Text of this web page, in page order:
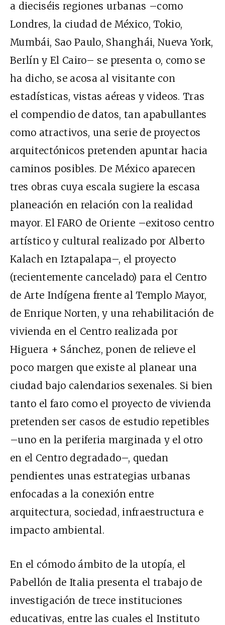
a dieciséis regiones urbanas –como
Londres, la ciudad de México, Tokio,
Mumbái, Sao Paulo, Shanghái, Nueva York,
Berlín y El Cairo– se presenta o, como se
ha dicho, se acosa al visitante con
estadísticas, vistas aéreas y videos. Tras
el compendio de datos, tan apabullantes
como atractivos, una serie de proyectos
arquitectónicos pretenden apuntar hacia
caminos posibles. De México aparecen
tres obras cuya escala sugiere la escasa
planeación en relación con la realidad
mayor. El FARO de Oriente –exitoso centro
artístico y cultural realizado por Alberto
Kalach en Iztapalapa–, el proyecto
(recientemente cancelado) para el Centro
de Arte Indígena frente al Templo Mayor,
de Enrique Norten, y una rehabilitación de
vivienda en el Centro realizada por
Higuera + Sánchez, ponen de relieve el
poco margen que existe al planear una
ciudad bajo calendarios sexenales. Si bien
tanto el faro como el proyecto de vivienda
pretenden ser casos de estudio repetibles
–uno en la periferia marginada y el otro
en el Centro degradado–, quedan
pendientes unas estrategias urbanas
enfocadas a la conexión entre
arquitectura, sociedad, infraestructura e
impacto ambiental.
En el cómodo ámbito de la utopía, el
Pabellón de Italia presenta el trabajo de
investigación de trece instituciones
educativas, entre las cuales el Instituto